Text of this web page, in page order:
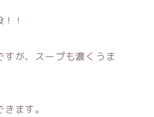
！
が、スープも濃くうま
ます。